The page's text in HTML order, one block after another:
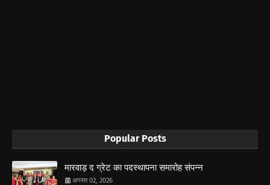
Popular Posts
मारवाड़ द ग्रेट का पदस्थापना समारोह संपन्न
अगस्त 02, 2026